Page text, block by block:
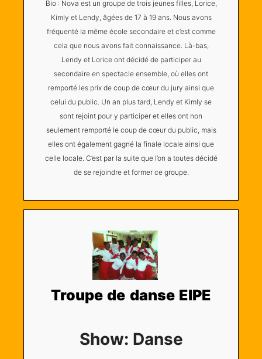
Bio : Nova est un groupe de trois jeunes filles, Lorice,
Kimly et Lendy, âgées de 17 à 19 ans. Nous avons
fréquenté la même école secondaire et c’est comme
cela que nous avons fait connaissance. Là-bas,
Lendy et Lorice ont décidé de participer au
secondaire en spectacle ensemble, où elles ont
remporté les prix de coup de cœur du jury ainsi que
celui du public. Un an plus tard, Lendy et Kimly se
sont rejoint pour y participer et elles ont non
seulement remporté le coup de cœur du public, mais
elles ont également gagné la finale locale ainsi que
celle locale. C’est par la suite que l’on a toutes décidé
de se rejoindre et former ce groupe.
Troupe de danse EIPE
Show: Danse